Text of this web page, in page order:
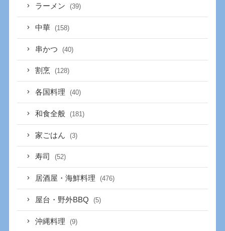
ラーメン (39)
中華 (158)
串かつ (40)
割烹 (128)
各国料理 (40)
和食全般 (181)
家ごはん (3)
寿司 (52)
居酒屋・海鮮料理 (476)
屋台・野外BBQ (5)
沖縄料理 (9)